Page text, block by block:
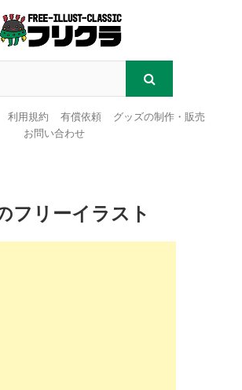
利用規約 有償依頼
グッズの制作・販売
お問い合わせ
フリーイラスト